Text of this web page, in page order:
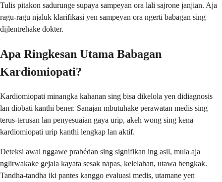
Tulis pitakon sadurunge supaya sampeyan ora lali sajrone janjian. Aja
ragu-ragu njaluk klarifikasi yen sampeyan ora ngerti babagan sing
dijlentrehake dokter.
Apa Ringkesan Utama Babagan
Kardiomiopati?
Kardiomiopati minangka kahanan sing bisa dikelola yen didiagnosis
lan diobati kanthi bener. Sanajan mbutuhake perawatan medis sing
terus-terusan lan penyesuaian gaya urip, akeh wong sing kena
kardiomiopati urip kanthi lengkap lan aktif.
Deteksi awal nggawe prabédan sing signifikan ing asil, mula aja
nglirwakake gejala kayata sesak napas, kelelahan, utawa bengkak.
Tandha-tandha iki pantes kanggo evaluasi medis, utamane yen